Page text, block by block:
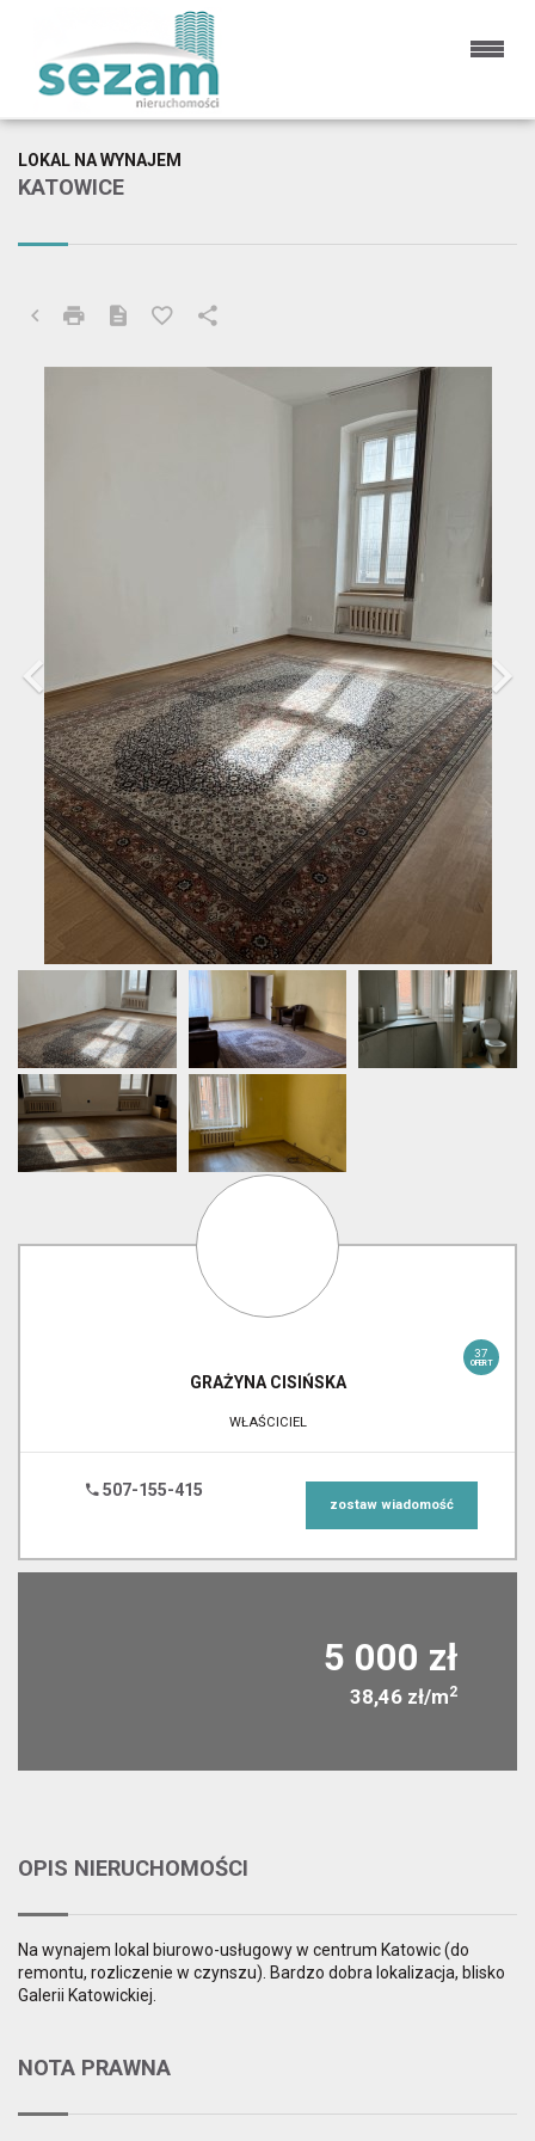
KATOWICE
LOKAL NA WYNAJEM
37
OFERT
GRAŻYNA CISIŃSKA
WŁAŚCICIEL
507-155-415
zostaw wiadomość
5 000 zł
38,46 zł/m2
OPIS NIERUCHOMOŚCI
Na wynajem lokal biurowo-usługowy w centrum Katowic (do
remontu, rozliczenie w czynszu). Bardzo dobra lokalizacja, blisko
Galerii Katowickiej.
NOTA PRAWNA